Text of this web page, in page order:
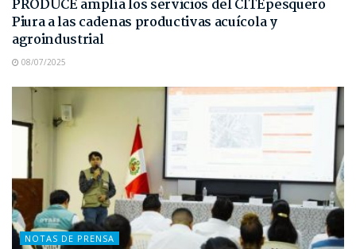
PRODUCE amplía los servicios del CITEpesquero
Piura a las cadenas productivas acuícola y
agroindustrial
08/07/2025
NOTAS DE PRENSA